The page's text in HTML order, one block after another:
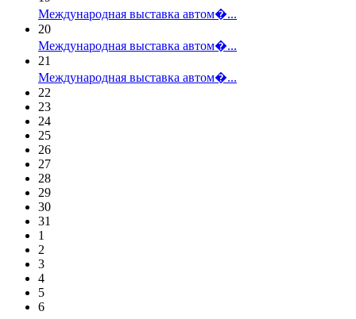
Международная выставка автом�...
20
Международная выставка автом�...
21
Международная выставка автом�...
22
23
24
25
26
27
28
29
30
31
1
2
3
4
5
6